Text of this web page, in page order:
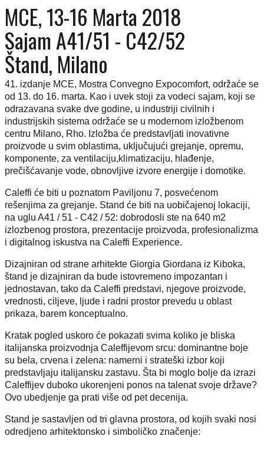
MCE, 13-16 Marta 2018
Sajam A41/51 - C42/52
Štand, Milano
41. izdanje MCE, Mostra Convegno Expocomfort, održaće se
od 13. do 16. marta. Kao i uvek stoji za vodeci sajam, koji se
odrazavana svake dve godine, u industriji civilnih i
industrijskih sistema održaće se u modernom izložbenom
centru Milano, Rho. Izložba će predstavljati inovativne
proizvode u svim oblastima, uključujući grejanje, opremu,
komponente, za ventilaciju,klimatizaciju, hlađenje,
prečišćavanje vode, obnovljive izvore energije i domotike.
Caleffi će biti u poznatom Paviljonu 7, posvećenom
rešenjima za grejanje. Stand će biti na uobičajenoj lokaciji,
na uglu A41 / 51 - C42 / 52: dobrodosli ste na 640 m2
izlozbenog prostora, prezentacije proizvoda, profesionalizma
i digitalnog iskustva na Caleffi Experience.
Dizajniran od strane arhitekte Giorgia Giordana iz Kiboka,
štand je dizajniran da bude istovremeno impozantan i
jednostavan, tako da Caleffi predstavi, njegove proizvode,
vrednosti, ciljeve, ljude i radni prostor prevedu u oblast
prikaza, barem konceptualno.
Kratak pogled uskoro će pokazati svima koliko je bliska
italijanska proizvodnja Caleffijevom srcu: dominantne boje
su bela, crvena i zelena: namerni i strateški izbor koji
predstavljaju italijansku zastavu. Šta bi moglo bolje da izrazi
Caleffijev duboko ukorenjeni ponos na talenat svoje države?
Ovo ubedjenje ga prati više od pet decenija.
Stand je sastavljen od tri glavna prostora, od kojih svaki nosi
odredjeno arhitektonsko i simboličko značenje: